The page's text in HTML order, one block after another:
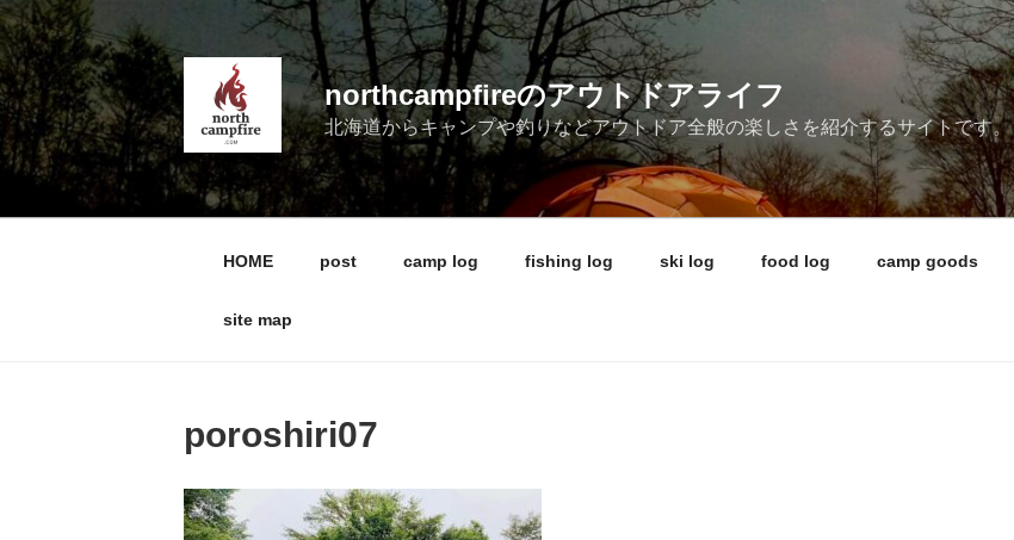
コ
ン
テ
ン
ツ
へ
キ
northcampfireのアウトドアライフ
北海道からキャンプや釣りなどアウトドア全般の楽しさを紹介するサイトです。
HOME post camp log fishing log ski log food log camp goods
site map
poroshiri07